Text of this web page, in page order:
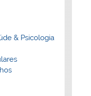
& Psicologia